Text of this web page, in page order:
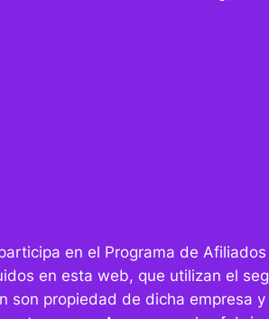
en el Programa de
en esta web, que utilizan el
son propiedad de dicha empresa